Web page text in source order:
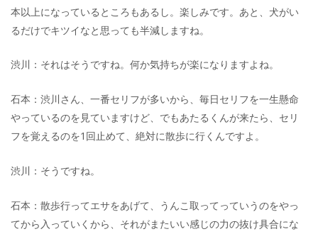
本以上になっているところもあるし。楽しみです。あと、犬がい
るだけでキツイなと思っても半減しますね。
渋川：それはそうですね。何か気持ちが楽になりますよね。
石本：渋川さん、一番セリフが多いから、毎日セリフを一生懸命
やっているのを見ていますけど、でもあたるくんが来たら、セリ
フを覚えるのを1回止めて、絶対に散歩に行くんですよ。
渋川：そうですね。
石本：散歩行ってエサをあげて、うんこ取ってっていうのをやっ
てから入っていくから、それがまたいい感じの力の抜け具合にな